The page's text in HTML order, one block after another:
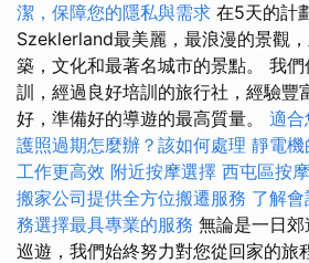
潔，保障您的隱私與需求 在5天的計
Szeklerland最美麗，最浪漫的景觀
築，文化和最著名城市的景點。 我
訓，經過良好培訓的旅行社，經驗豐
好，準備好的導遊的最高質量。 適合
護照過期怎麼辦？該如何處理 靜電
工作更高效 附近按摩選擇 西屯區按
搬家公司提供全方位搬遷服務 了解
務選擇最具專業的服務 無論是一日
巡遊，我們始終努力對您從回家的旅